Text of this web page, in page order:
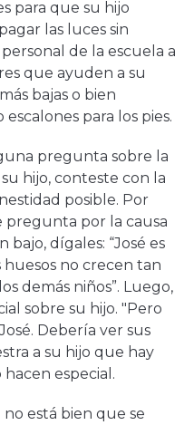
para que su hijo
las luces sin
de la escuela a
que ayuden a su
bajas o bien
para los pies.
pregunta sobre la
hijo, conteste con la
posible. Por
pregunta por la causa
bajo, dígales: “José es
no crecen tan
demás niños”. Luego,
sobre su hijo. "Pero
Debería ver sus
a su hijo que hay
especial.
está bien que se